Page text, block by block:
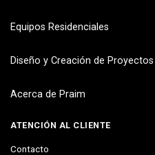
Equipos Residenciales
Diseño y Creación de Proyectos
Acerca de Praim
ATENCIÓN AL CLIENTE
Contacto